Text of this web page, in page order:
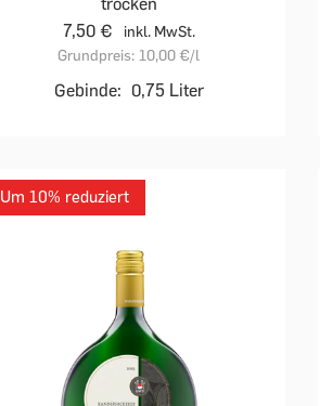
7,50 €
inkl. MwSt.
Grundpreis: 10,00 €/l
Gebinde: 0,75 Liter
Um 10% reduziert